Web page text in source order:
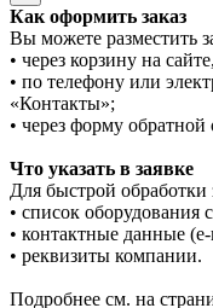
Как оформить заказ
Вы можете разместить
• через корзину на
• по телефону или
«Контакты»;
• через форму
Что указать в заявке
Для быстрой обработки
• список оборудования
• контактные данные
• реквизиты компании.
Подробнее см. на